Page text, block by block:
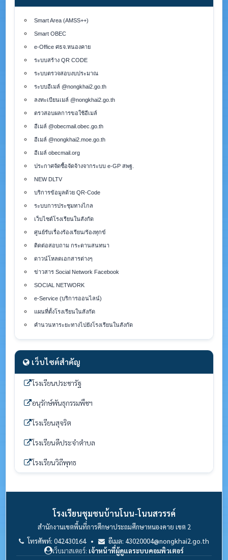
Smart Area (AMSS++)
Smart OBEC
e-Office ศธจ.หนองคาย
ระบบสร้าง QR CODE
ระบบตรวจสอบงบประมาณ
ระบบอีเมล์ @nongkhai2.go.th
ลงทะเบียนเมล์ @nongkhai2.go.th
ตรวสอบผลการขอใช้อีเมล์
อีเมล์ @obecmail.obec.go.th
อีเมล์ @nongkhai2.moe.go.th
อีเมล์ obecmail.org
ประกาศจัดซื้อจัดจ้างจากระบบ e-GP สพฐ.
NEW DLTV
บริการข้อมูลด้วย QR-Code
ระบบการประชุมทางไกล
เว็บไซต์โรงเรียนในสังกัด
ศูนย์รับเรื่องร้องเรียน/ร้องทุกข์
ติดต่อสอบถาม กระดานสนทนา
ดาวน์โหลดเอกสารต่างๆ
ข่าวสาร Social Network Facebook
SOCIAL NETWORK
e-Service (บริการออนไลน์)
แผนที่ตั้งโรงเรียนในสังกัด
คำนวนหาระยะทางไปยังโรงเรียนในสังกัด
เว็บไซต์สำคัญ
โรงเรียนประชารัฐ
อนุรักษ์พันธุกรรมพืชฯ
โรงเรียนสุจริต
โรงเรียนดีประจำตำบล
โรงเรียนวิถีพุทธ
โรงเรียนชุมชนบ้านโนน-โนนสวรรค์
สำนักงานเขตพื้นที่การศึกษาประถมศึกษาหนองคาย เขต 2
โทรศัพท์: 042430164 •
อีเมล: 43020004@nongkhai2.go.th
เว็บมาสเตอร์: เจ้าหน้าที่ผู้ดูแลระบบคอมพิวเตอร์